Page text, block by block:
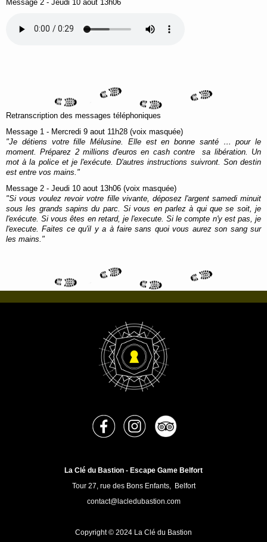
Message 2 - Jeudi 10 aout 13h06
Retranscription des messages téléphoniques
Message 1 - Mercredi 9 aout 11h28 (voix masquée)
"Je détiens votre fille Mélusine. Elle est en bonne santé … pour le
moment. Préparez 2 millions d'euros en cash contre sa libération. Un
mot à la police et je l'exécute. D'autres instructions suivront. Son destin
est entre vos mains."
Message 2 - Jeudi 10 aout 13h06 (voix masquée)
"Si vous voulez revoir votre fille vivante, déposez l'argent samedi minuit
sous les grands sapins du parc. Si vous en parlez à qui que se soit, je
l'exécute. Si vous êtes en retard, je l'execute. Si le compte n'y est pas, je
l'execute. Faites ce qu'il y a à faire sans quoi vous aurez son sang sur
les mains."
La Clé du Bastion - Escape Game Belfort
Tour 27, rue des Bons Enfants, Belfort
contact@lacledubastion.com
Copyright © 2024 La Clé du Bastion